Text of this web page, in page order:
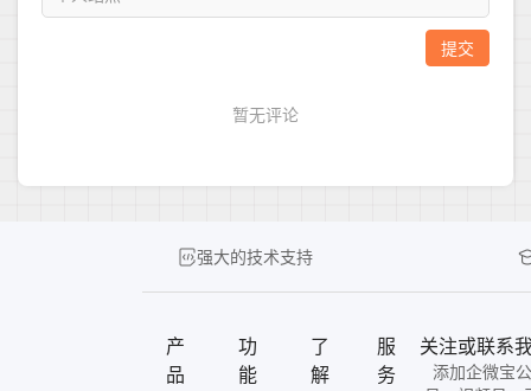
强大的技术支持
产
品
功
能
了
解
服
务
关注或联系
添加企微宝